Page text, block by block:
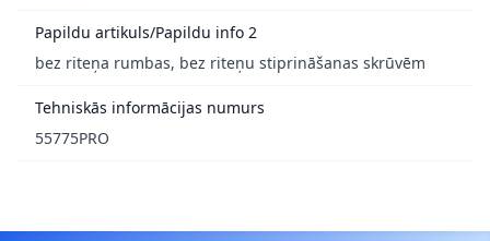
Papildu artikuls/Papildu info 2
bez riteņa rumbas, bez riteņu stiprināšanas skrūvēm
Tehniskās informācijas numurs
55775PRO